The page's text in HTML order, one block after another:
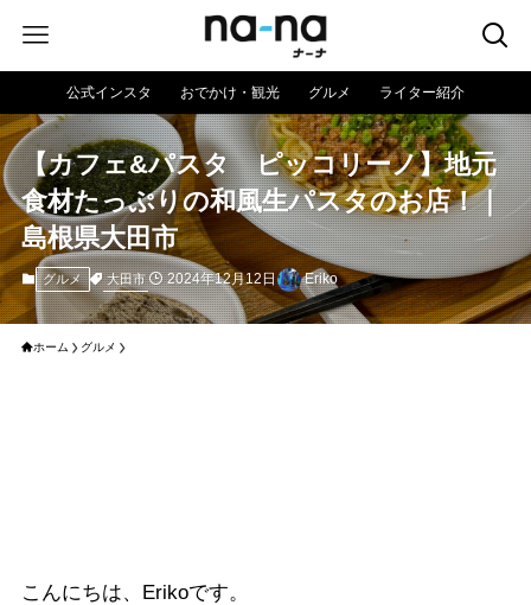
公式インスタ おでかけ・観光 グルメ ライター紹介
【カフェ&パスタ ピッコリーノ】地元
食材たっぷりの和風生パスタのお店！｜
島根県大田市
グルメ 大田市 2024年12月12日 Eriko
ホーム グルメ
こんにちは、Erikoです。